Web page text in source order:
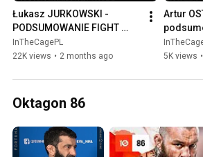
Łukasz JURKOWSKI -
PODSUMOWANIE FIGHT
MODE | Wynik PPV | Torwar?
Walka z KOŁECKIM? | RICO
InTheCagePL
22K views • 2 months ago
Artur
Kto dla
5K views •
Oktagon 86